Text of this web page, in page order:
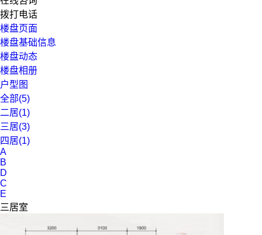
拨打电话
楼盘页面
楼盘基础信息
楼盘动态
楼盘相册
户型图
全部(5)
二居(1)
三居(3)
四居(1)
A
B
D
C
E
三居室